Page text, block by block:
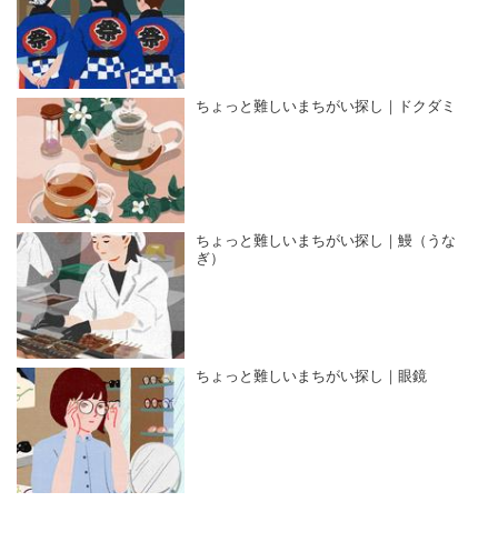
ちょっと難しいまちがい探し｜ドクダミ
ちょっと難しいまちがい探し｜鰻（うな
ぎ）
ちょっと難しいまちがい探し｜眼鏡